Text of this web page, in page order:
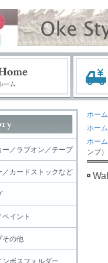
ホーム
ホーム
ホーム
ンプ
ー／ラブオン／テープ
／カードストックなど
ペイント
その他
ンボスフォルダー